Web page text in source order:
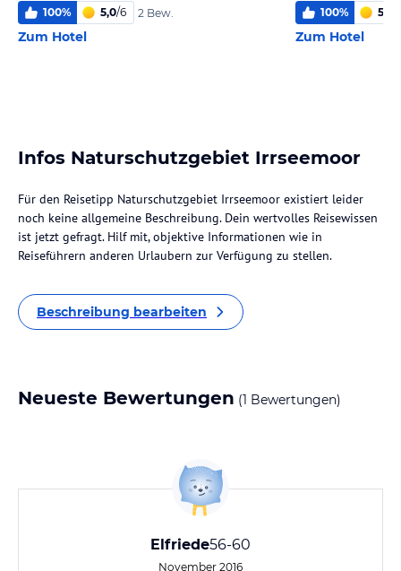
100% 5,0/6 2 Bew.
Zum Hotel
100% 5,9
Zum Hotel
Infos Naturschutzgebiet Irrseemoor
Für den Reisetipp Naturschutzgebiet Irrseemoor existiert leider
noch keine allgemeine Beschreibung. Dein wertvolles Reisewissen
ist jetzt gefragt. Hilf mit, objektive Informationen wie in
Reiseführern anderen Urlaubern zur Verfügung zu stellen.
Beschreibung bearbeiten
Neueste Bewertungen (1 Bewertungen)
Elfriede56-60
November 2016